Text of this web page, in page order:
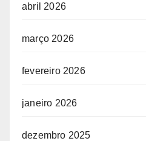
abril 2026
março 2026
fevereiro 2026
janeiro 2026
dezembro 2025